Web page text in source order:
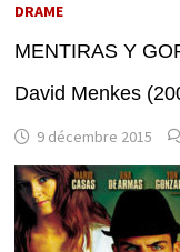
DRAME
MENTIRAS Y
David Menkes
9 décembre 2015